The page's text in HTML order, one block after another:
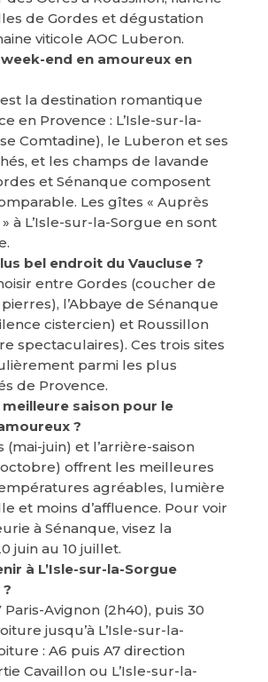
de Gordes et dégustation
viticole AOC Luberon.
end en amoureux en
la destination romantique
en Provence : L’Isle-sur-la-
Comtadine), le Luberon et ses
et les champs de lavande
et Sénanque composent
Les gîtes « Auprès
à L’Isle-sur-la-Sorgue en sont
bel endroit du Vaucluse ?
entre Gordes (coucher de
l’Abbaye de Sénanque
cistercien) et Roussillon
spectaculaires). Ces trois sites
parmi les plus
de Provence.
meilleure saison pour le
?
juin) et l’arrière-saison
offrent les meilleures
agréables, lumière
et moins d’affluence. Pour voir
à Sénanque, visez la
juin au 10 juillet.
à L’Isle-sur-la-Sorgue
Paris-Avignon (2h40), puis 30
jusqu’à L’Isle-sur-la-
: A6 puis A7 direction
Cavaillon ou L’Isle-sur-la-